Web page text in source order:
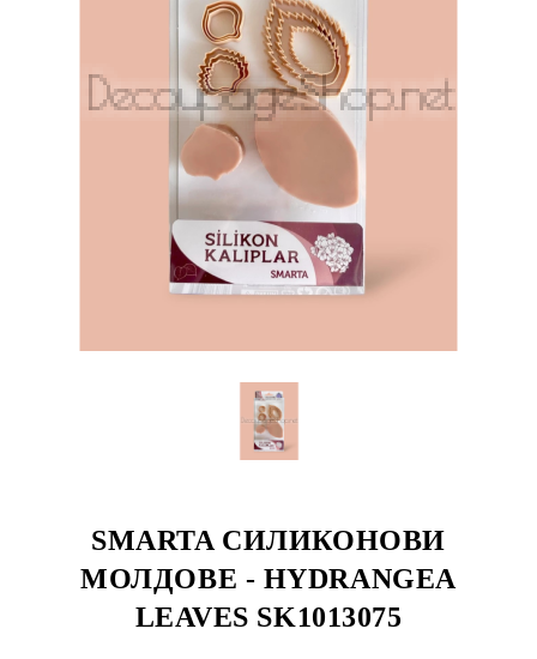
SMARTA СИЛИКОНОВИ
МОЛДОВЕ - HYDRANGEA
LEAVES SK1013075